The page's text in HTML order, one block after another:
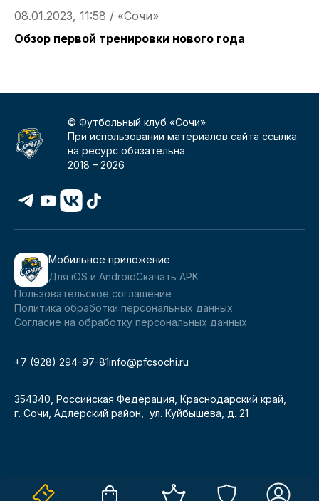
08.01.2023, 11:58 / «Сочи»
Обзор первой тренировки нового года
© Футбольный клуб «Сочи»
При использовании материалов сайта ссылка
на ресурс обязательна
2018 –2026
Мобильное приложение
Для iOS и AndroidСкачать APK
Пользовательское соглашение
Политика обработки персональных данных
Согласие на обработку персональных данных
+7 (928) 294-97-81info@pfcsochi.ru
354340, Российская Федерация, Краснодарский край,
г. Сочи, Адлерский район, ул. Куйбышева, д. 21